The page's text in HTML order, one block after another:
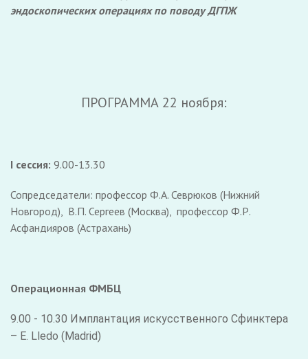
эндоскопических операциях по поводу ДГПЖ
ПРОГРАММА 22 ноября:
I сессия: 9.00-13.30
Сопредседатели: профессор Ф.А. Севрюков (Нижний
Новгород), В.П. Сергеев (Москва), профессор Ф.Р.
Асфандияров (Астрахань)
Операционная ФМБЦ
9.00 - 10.30 Имплантация искусственного Сфинктера
– E. Lledo (Madrid)